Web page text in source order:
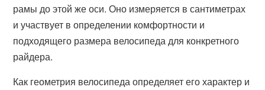
рамы до этой же оси. Оно измеряется в сантиметрах
и участвует в определении комфортности и
подходящего размера велосипеда для конкретного
райдера.
Как геометрия велосипеда определяет его характер и